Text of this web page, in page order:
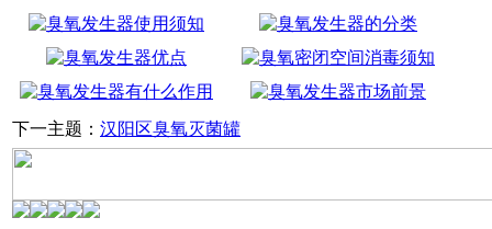
下一主题： 汉阳区臭氧灭菌罐